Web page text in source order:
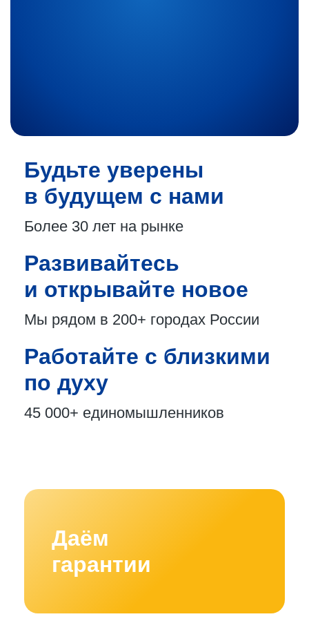
Будьте уверены
в будущем с нами
Более 30 лет на рынке
Развивайтесь
и открывайте новое
Мы рядом в 200+ городах России
Работайте с близкими
по духу
45 000+ единомышленников
Даём
гарантии